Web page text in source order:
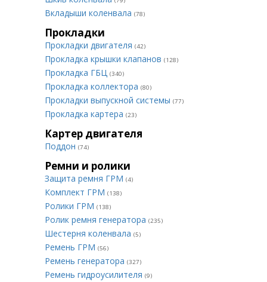
Вкладыши коленвала (78)
Прокладки
Прокладки двигателя (42)
Прокладка крышки клапанов (128)
Прокладка ГБЦ (340)
Прокладка коллектора (80)
Прокладки выпускной системы (77)
Прокладка картера (23)
Картер двигателя
Поддон (74)
Ремни и ролики
Защита ремня ГРМ (4)
Комплект ГРМ (138)
Ролики ГРМ (138)
Ролик ремня генератора (235)
Шестерня коленвала (5)
Ремень ГРМ (56)
Ремень генератора (327)
Ремень гидроусилителя (9)